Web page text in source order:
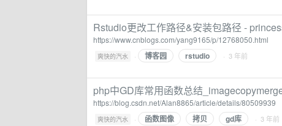
Rstudio更改工作路径&安装包路径 -
https://www.cnblogs.com/yang9165/p/12768050.html
爽快的汽水 · 博客园 rstudio · 3 年前
php中GD库常用函数总结
https://blog.csdn.net/Alan8865/article/details/80509939
爽快的汽水 · 函数图像 拷贝 gd库 · 3 年前